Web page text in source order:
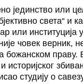
јединство или
света“ и
или
човек верник,
праву.
историјског
студију о